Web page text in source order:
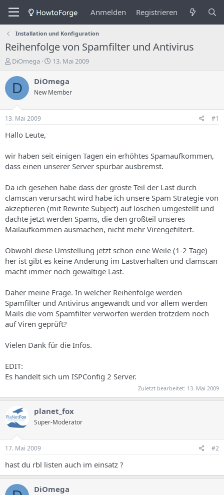
Anmelden Registrieren
Installation und Konfiguration
Reihenfolge von Spamfilter und Antivirus
E
s
e
e
r
s
T
e
m
s
DiOmega
E
s
e
d
a
u
m
13. Mai 2009
D DiOmega
New Member
13. Mai 2009 #1
Hallo Leute,
wir haben seit einigen Tagen ein erhöhtes Spamaufkommen,
dass einen unserer Server spürbar ausbremst.
Da ich gesehen habe dass der gröste Teil der Last durch
clamscan verursacht wird habe ich unsere Spam Strategie von
akzeptieren (mit Rewrite Subject) auf löschen umgestellt und
dachte jetzt werden Spams, die den großteil unseres
Mailaufkommen ausmachen, nicht mehr Virengefiltert.
Obwohl diese Umstellung jetzt schon eine Weile (1-2 Tage)
her ist gibt es keine Änderung im Lastverhalten und clamscan
macht immer noch gewaltige Last.
Daher meine Frage. In welcher Reihenfolge werden
Spamfilter und Antivirus angewandt und vor allem werden
Mails die vom Spamfilter verworfen werden trotzdem noch
auf Viren geprüft?
Vielen Dank für die Infos.
EDIT:
Es handelt sich um ISPConfig 2 Server.
Zuletzt bearbeitet: 13. Mai 2009
planet_fox
Super-Moderator
17. Mai 2009 #2
hast du rbl listen auch im einsatz ?
DiOmega